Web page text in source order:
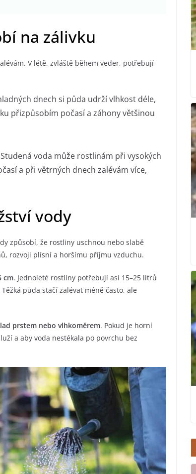
na zálivku
V létě, zvláště během veder, potřebují
dnech si půda udrží vlhkost déle,
přizpůsobím počasí a záhony většinou
voda může rostlinám při vysokých
a při větrných dnech zalévám více,
vody
způsobí, že rostliny uschnou nebo slabě
rozvoji plísní a horšímu příjmu vzduchu.
cm. Jednoleté rostliny potřebují asi 15–25 litrů
půda stačí zalévat méně často, ale
prstem nebo vlhkoměrem. Pokud je horní
a aby voda nestékala po povrchu bez